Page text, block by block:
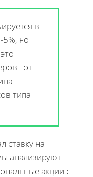
в
5%, но
- от
типа
ставку на
анализируют
акции с